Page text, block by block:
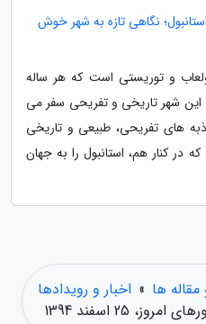
نگاهی تازه به شهر خوش
و توریستی است که هر ساله
این شهر تاریخی و تفریحی سفر می
های تفریحی، طبیعی و تاریخی
در کنار هم، استانبول را به جهان
ها » اخبار و رویدادها
25 اسفند 1394